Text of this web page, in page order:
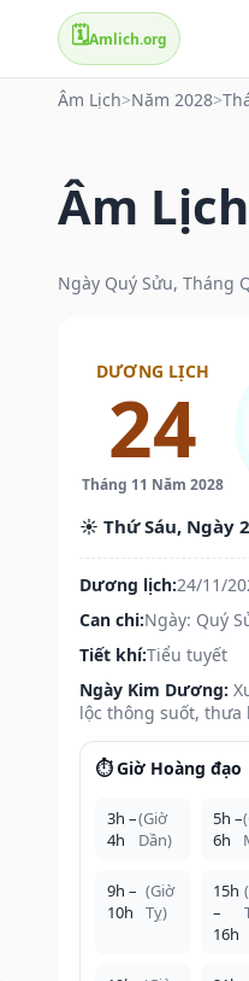
🗓️Amlich.org
Âm Lịch>Năm 2028>
Âm
Ngày Quý Sửu, Tháng
DƯƠNG LỊCH
24
Tháng 11 Năm 2028
☀️ Thứ Sáu, Ngày
Dương lịch:24/11/
Can chi:Ngày: Quý
Tiết khí:Tiểu tuyết
Ngày Kim Dương:
lộc thông suốt, thưa
⏱️ Giờ Hoàng đạo
3h –
4h
(Giờ
Dần)
5h –
6h
9h –
10h
(Giờ
Tỵ)
15h
–
16h